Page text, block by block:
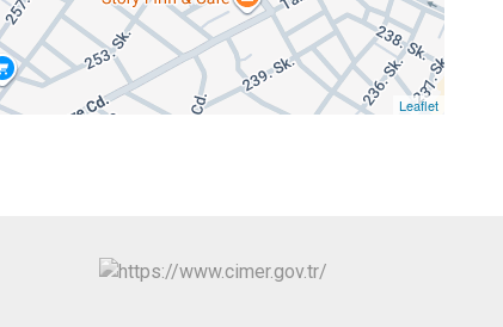
Leaflet